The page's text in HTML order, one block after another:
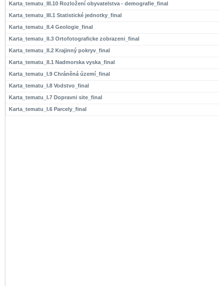
Karta_tematu_III.10 Rozložení obyvatelstva - demografie_final
Karta_tematu_III.1 Statistické jednotky_final
Karta_tematu_II.4 Geologie_final
Karta_tematu_II.3 Ortofotograficke zobrazeni_final
Karta_tematu_II.2 Krajinný pokryv_final
Karta_tematu_II.1 Nadmorska vyska_final
Karta_tematu_I.9 Chráněná území_final
Karta_tematu_I.8 Vodstvo_final
Karta_tematu_I.7 Dopravni site_final
Karta_tematu_I.6 Parcely_final